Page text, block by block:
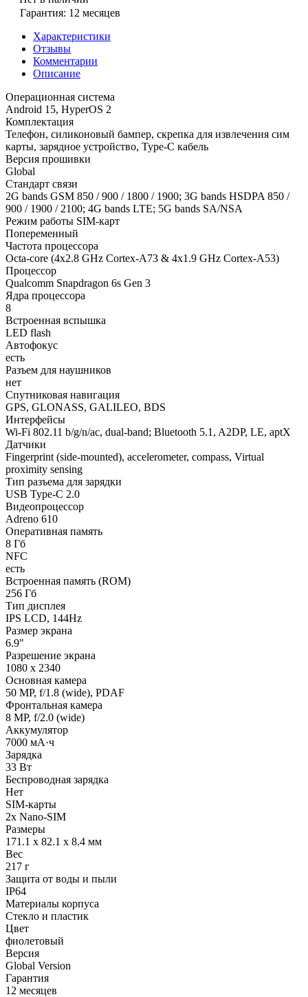
Гарантия: 12 месяцев
Характеристики
Отзывы
Комментарии
Описание
Операционная система
Android 15, HyperOS 2
Комплектация
Телефон, силиконовый бампер, скрепка для извлечения сим
карты, зарядное устройство, Type-C кабель
Версия прошивки
Global
Стандарт связи
2G bands GSM 850 / 900 / 1800 / 1900; 3G bands HSDPA 850 /
900 / 1900 / 2100; 4G bands LTE; 5G bands SA/NSA
Режим работы SIM-карт
Попеременный
Частота процессора
Octa-core (4x2.8 GHz Cortex-A73 & 4x1.9 GHz Cortex-A53)
Процессор
Qualcomm Snapdragon 6s Gen 3
Ядра процессора
8
Встроенная вспышка
LED flash
Автофокус
есть
Разъем для наушников
нет
Спутниковая навигация
GPS, GLONASS, GALILEO, BDS
Интерфейсы
Wi-Fi 802.11 b/g/n/ac, dual-band; Bluetooth 5.1, A2DP, LE, aptX
Датчики
Fingerprint (side-mounted), accelerometer, compass, Virtual
proximity sensing
Тип разъема для зарядки
USB Type-C 2.0
Видеопроцессор
Adreno 610
Оперативная память
8 Гб
NFC
есть
Встроенная память (ROM)
256 Гб
Тип дисплея
IPS LCD, 144Hz
Размер экрана
6.9"
Разрешение экрана
1080 x 2340
Основная камера
50 MP, f/1.8 (wide), PDAF
Фронтальная камера
8 MP, f/2.0 (wide)
Аккумулятор
7000 мА·ч
Зарядка
33 Вт
Беспроводная зарядка
Нет
SIM-карты
2x Nano-SIM
Размеры
171.1 x 82.1 x 8.4 мм
Вес
217 г
Защита от воды и пыли
IP64
Материалы корпуса
Стекло и пластик
Цвет
фиолетовый
Версия
Global Version
Гарантия
12 месяцев